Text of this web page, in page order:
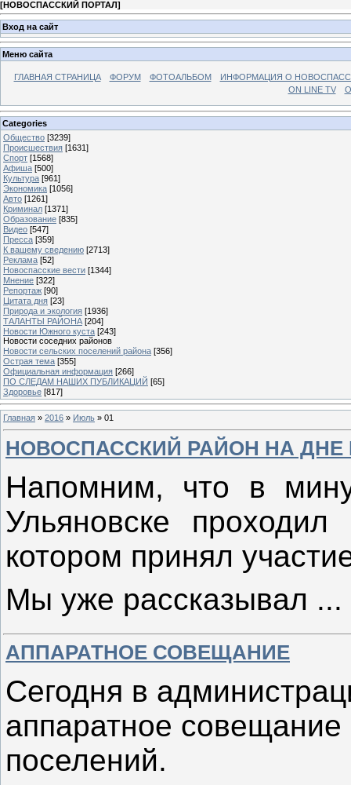
[НОВОСПАССКИЙ ПОРТАЛ]
Вход на сайт
Меню сайта
ГЛАВНАЯ СТРАНИЦА ФОРУМ ФОТОАЛЬБОМ
ИНФОРМАЦИЯ О
ON LINE TV
Categories
Общество [3239]
Происшествия [1631]
Спорт [1568]
Афиша [500]
Культура [961]
Экономика [1056]
Авто [1261]
Криминал [1371]
Образование [835]
Видео [547]
Пресса [359]
К вашему сведению [2713]
Реклама [52]
Новоспасские вести [1344]
Мнение [322]
Репортаж [90]
Цитата дня [23]
Природа и экология [1936]
ТАЛАНТЫ РАЙОНА [204]
Новости Южного куста [243]
Новости соседних районов
Новости сельских поселений района [356]
Острая тема [355]
Официальная информация [266]
ПО СЛЕДАМ НАШИХ ПУБЛИКАЦИЙ [65]
Здоровье [817]
Главная » 2016 » Июль » 01
НОВОСПАССКИЙ РАЙОН НА
Напомним, что в
Ульяновске
котором принял
Мы уже рассказывал ...
АППАРАТНОЕ СОВЕЩАНИЕ
Сегодня в
аппаратное совещание
поселений.